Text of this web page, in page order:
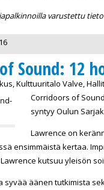
varustettu
Sound: 12
Kulttuuritalo Valve,
Corridoors of
syntyy Oulun
Lawrence on
ensimmäistä kertaa.
kutsuu yleisön
syvää äänen tutkimista